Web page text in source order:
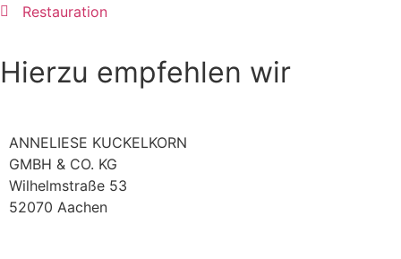
Restauration
Hierzu empfehlen wir
ANNELIESE KUCKELKORN
GMBH & CO. KG
Wilhelmstraße 53
52070 Aachen